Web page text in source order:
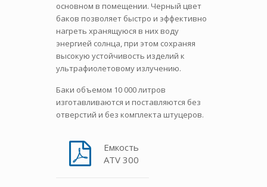
основном в помещении. Черный цвет
баков позволяет быстро и эффективно
нагреть хранящуюся в них воду
энергией солнца, при этом сохраняя
высокую устойчивость изделий к
ультрафиолетовому излучению.
Баки объемом 10 000 литров
изготавливаются и поставляются без
отверстий и без комплекта штуцеров.
Емкость
ATV 300